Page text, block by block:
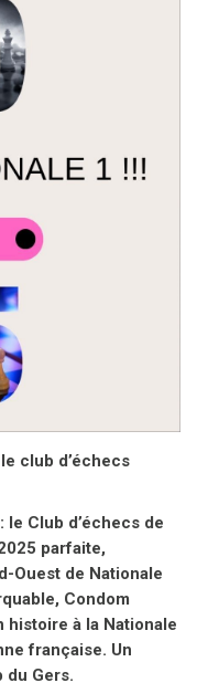
club d’échecs
Ouest de Nationale
Condom
à la Nationale
française. Un
du Gers.
d'exception : Marc
trois fois